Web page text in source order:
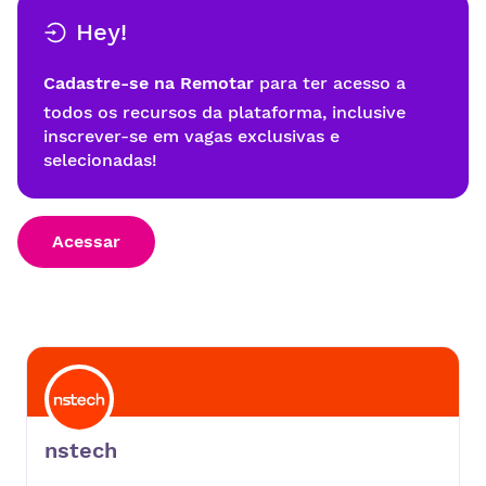
Hey!
Cadastre-se na Remotar para ter acesso a
todos os recursos da plataforma, inclusive
inscrever-se em vagas exclusivas e
selecionadas!
Acessar
nstech